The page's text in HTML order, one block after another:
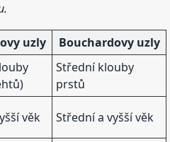
uzly Bouchardovy uzly
Střední klouby
prstů
věk Střední a vyšší věk